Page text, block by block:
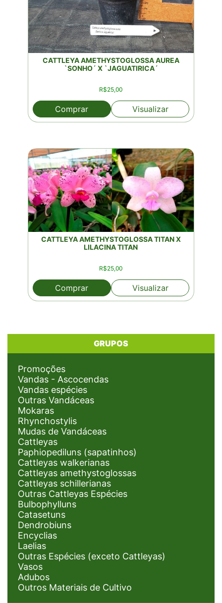
GRUPOS
Promoções
Vandas - Ascocendas
Vandas espécies
Outras Vandáceas
Mokaras
Rhynchostylis
Mudas de Vandáceas
Cattleyas
Paphiopediluns (sapatinhos)
Cattleyas walkerianas
Cattleyas amethystoglossas
Cattleyas schillerianas
Outras Cattleyas Espécies
Bulbophylluns
Catasetuns
Dendrobiuns
Encyclias
Laelias
Outras Espécies (exceto Cattleyas)
Vasos
Adubos
Outros Materiais de Cultivo
CATTLEYA AMETHYSTOGLOSSA AUREA
`SONHO´ X `JAGUATIRICA´
R$25,00
Comprar Visualizar
CATTLEYA AMETHYSTOGLOSSA TITAN X
LILACINA TITAN
R$25,00
Comprar Visualizar